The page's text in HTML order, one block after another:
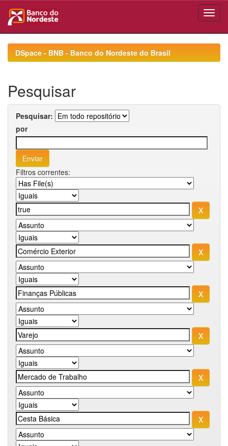
navigationDSpace - BNB - Banco do Nordeste do Brasil
Pesquisar
Pesquisar:
por
Filtros correntes: